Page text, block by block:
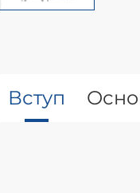
Вступ